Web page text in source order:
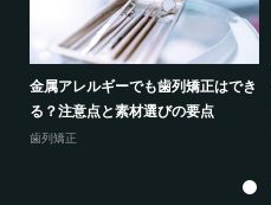
金属アレルギーでも歯列矯正はでき
る？注意点と素材選びの要点
歯列矯正